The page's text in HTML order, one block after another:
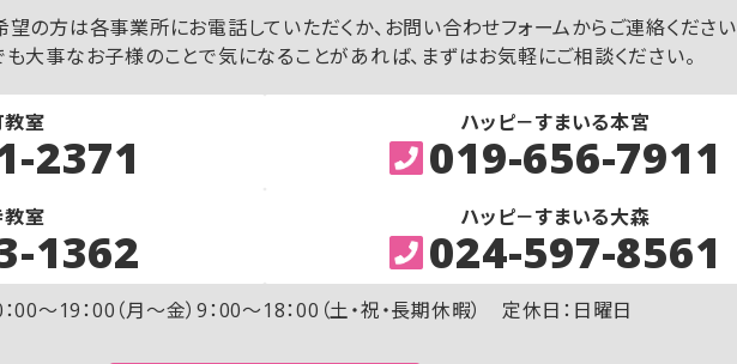
の方は各事業所にお電話していただくか、お問い合わせフォームからご連絡ください
大事なお子様のことで気になることがあれば、まずはお気軽にご相談ください。
室
2371
ハッピ－すまいる本宮
019-656-7911
室
1362
ハッピ－すまいる大森
024-597-8561
00～19：00（月～金）9：00～18：00（土・祝・長期休暇） 定休日：日曜日